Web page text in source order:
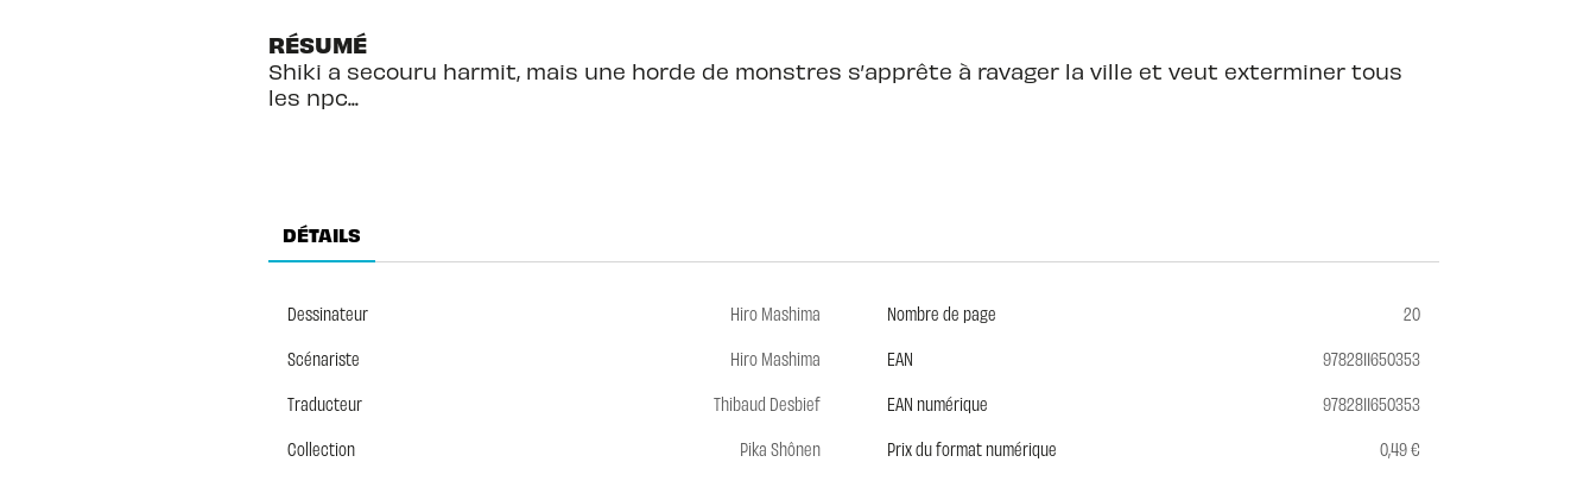
RÉSUMÉ
Shiki a secouru harmit, mais une horde de monstres s’apprête à ravager la ville et veut exterminer tous
les npc...
DÉTAILS
Dessinateur
Hiro Mashima
Scénariste
Hiro Mashima
Traducteur
Thibaud Desbief
Collection
Pika Shônen
Nombre de page
20
EAN
9782811650353
EAN numérique
9782811650353
Prix du format numérique
0,49 €